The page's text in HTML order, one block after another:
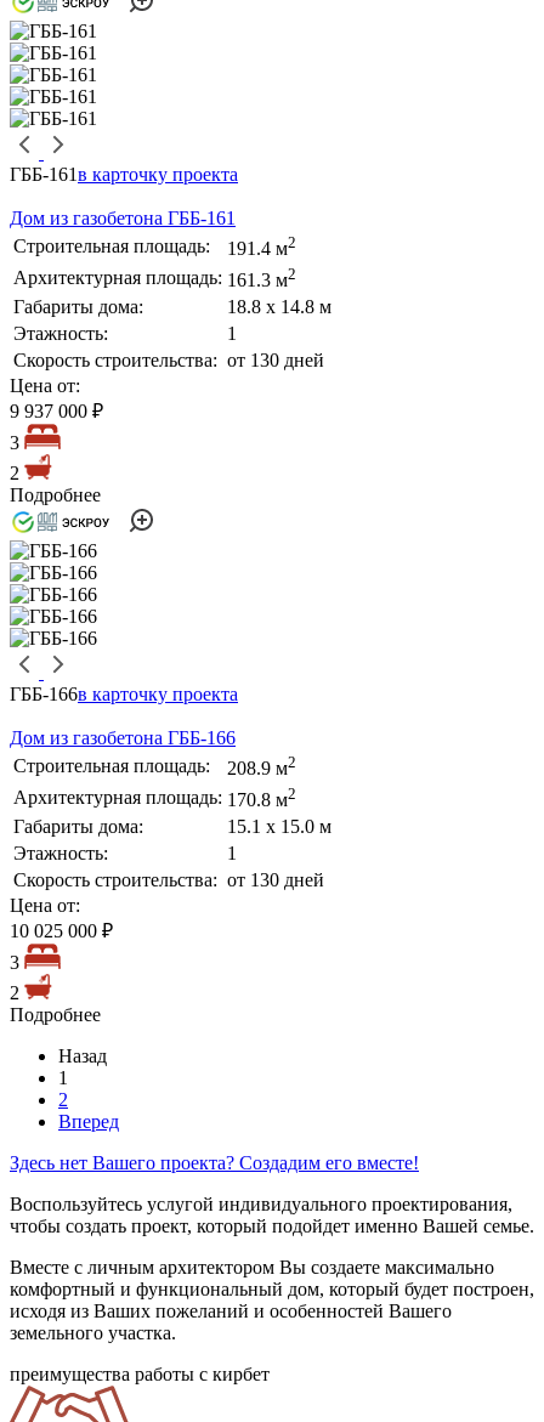
ГББ-161в карточку проекта
Дом из газобетона ГББ-161
Строительная площадь:
191.4 м2
Архитектурная площадь: 161.3 м2
Габариты дома:
18.8 х 14.8 м
Этажность:
1
Скорость строительства: от 130 дней
Цена от:
9 937 000 ₽
3
2
Подробнее
ГББ-166в карточку проекта
Дом из газобетона ГББ-166
Строительная площадь:
208.9 м2
Архитектурная площадь: 170.8 м2
Габариты дома:
15.1 х 15.0 м
Этажность:
1
Скорость строительства: от 130 дней
Цена от:
10 025 000 ₽
3
2
Подробнее
Назад
1
2
Вперед
Здесь нет Вашего проекта? Создадим его вместе!
Воспользуйтесь услугой индивидуального проектирования,
чтобы создать проект, который подойдет именно Вашей семье.
Вместе с личным архитектором Вы создаете максимально
комфортный и функциональный дом, который будет построен,
исходя из Ваших пожеланий и особенностей Вашего
земельного участка.
преимущества работы с кирбет